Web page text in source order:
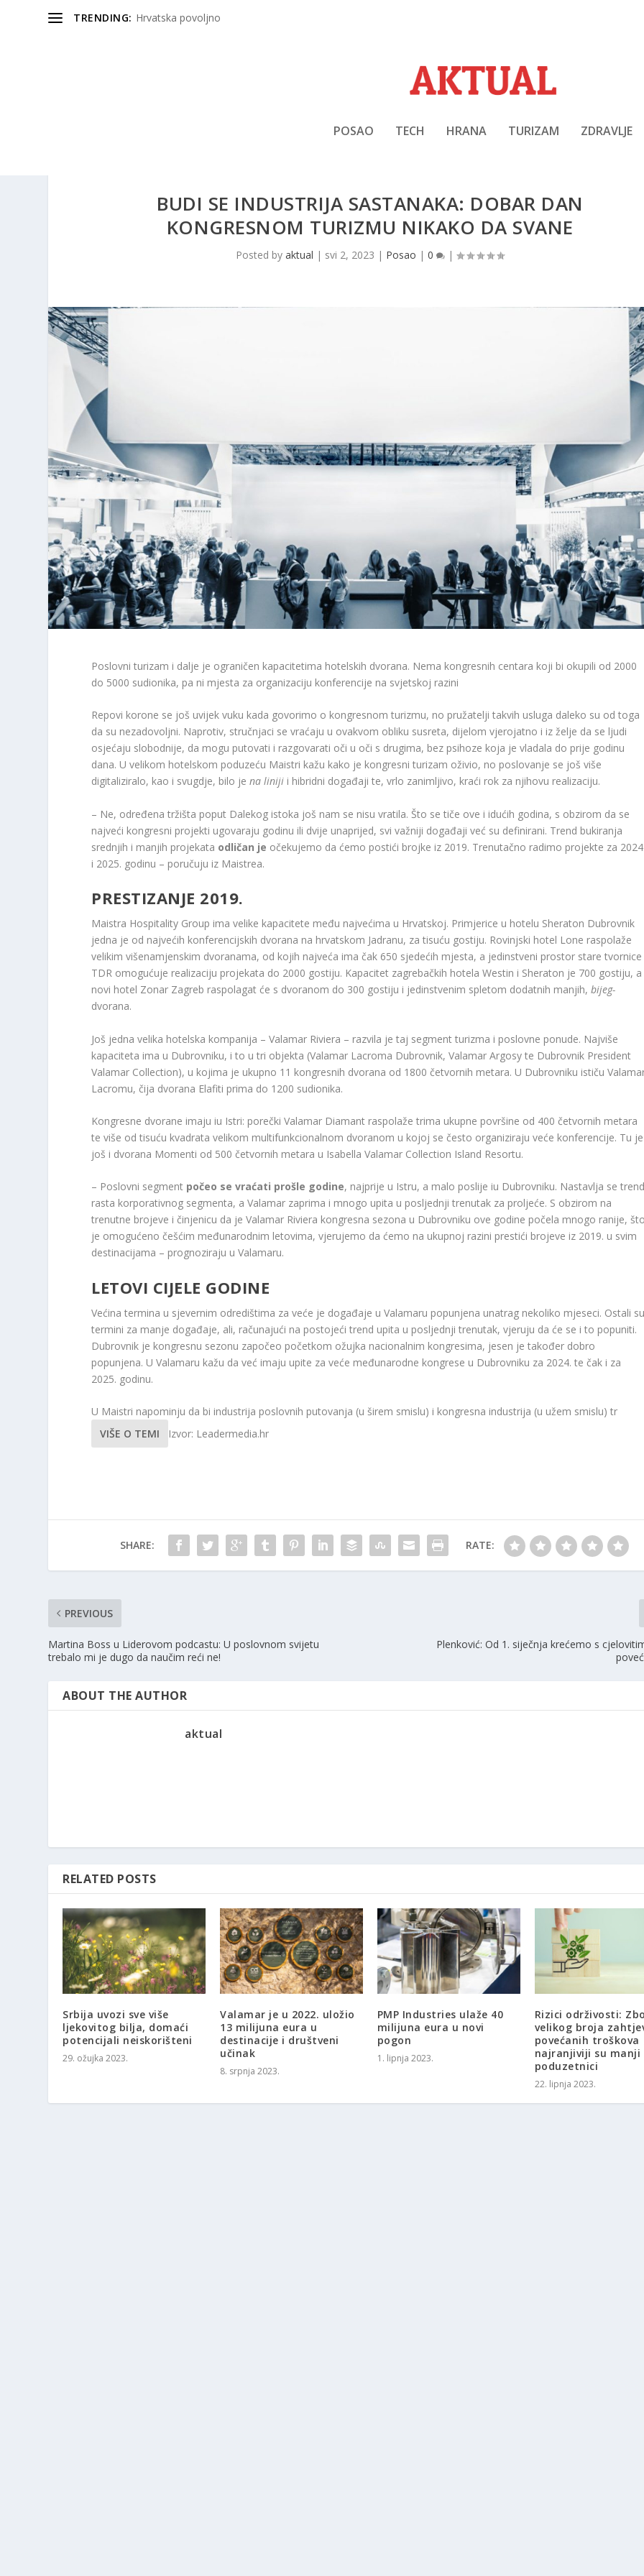
TRENDING: Hrvatska povoljno
POSAO TECH HRANA TURIZAM ZDRAVLJE
BUDI SE INDUSTRIJA SASTANAKA: DOBAR DAN
KONGRESNOM TURIZMU NIKAKO DA SVANE
Posted byaktual | svi 2, 2023 | Posao |0 |
Poslovni turizam i dalje je ograničen kapacitetima hotelskih dvorana. Nema kongresnih centara koji bi okupili od 2000
do 5000 sudionika, pa ni mjesta za organizaciju konferencije na svjetskoj razini
Repovi korone se još uvijek vuku kada govorimo o kongresnom turizmu, no pružatelji takvih usluga daleko su od toga
da su nezadovoljni. Naprotiv, stručnjaci se vraćaju u ovakvom obliku susreta, dijelom vjerojatno i iz želje da se ljudi
osjećaju slobodnije, da mogu putovati i razgovarati oči u oči s drugima, bez psihoze koja je vladala do prije godinu
dana. U velikom hotelskom poduzeću Maistri kažu kako je kongresni turizam oživio, no poslovanje se još više
digitaliziralo, kao i svugdje, bilo jena liniji i hibridni događaji te, vrlo zanimljivo, kraći rok za njihovu realizaciju.
– Ne, određena tržišta poput Dalekog istoka još nam se nisu vratila. Što se tiče ove i idućih godina, s obzirom da se
najveći kongresni projekti ugovaraju godinu ili dvije unaprijed, svi važniji događaji već su definirani. Trend bukiranja
srednjih i manjih projekata odličan je očekujemo da ćemo postići brojke iz 2019. Trenutačno radimo projekte za
i 2025. godinu – poručuju iz Maistrea.
PRESTIZANJE 2019.
Maistra Hospitality Group ima velike kapacitete među najvećima u Hrvatskoj. Primjerice u hotelu Sheraton Dubrovnik
jedna je od najvećih konferencijskih dvorana na hrvatskom Jadranu, za tisuću gostiju. Rovinjski hotel Lone raspolaže
velikim višenamjenskim dvoranama, od kojih najveća ima čak 650 sjedećih mjesta, a jedinstveni prostor stare tvornice
TDR omogućuje realizaciju projekata do 2000 gostiju. Kapacitet zagrebačkih hotela Westin i Sheraton je 700 gostiju, a
novi hotel Zonar Zagreb raspolagat će s dvoranom do 300 gostiju i jedinstvenim spletom dodatnih manjih,bijeg-
dvorana.
Još jedna velika hotelska kompanija – Valamar Riviera – razvila je taj segment turizma i poslovne ponude. Najviše
kapaciteta ima u Dubrovniku, i to u tri objekta (Valamar Lacroma Dubrovnik, Valamar Argosy te Dubrovnik President
Valamar Collection), u kojima je ukupno 11 kongresnih dvorana od 1800 četvornih metara. U Dubrovniku ističu
Lacromu, čija dvorana Elafiti prima do 1200 sudionika.
Kongresne dvorane imaju iu Istri: porečki Valamar Diamant raspolaže trima ukupne površine od 400 četvornih metara
te više od tisuću kvadrata velikom multifunkcionalnom dvoranom u kojoj se često organiziraju veće konferencije. Tu je
još i dvorana Momenti od 500 četvornih metara u Isabella Valamar Collection Island Resortu.
– Poslovni segment počeo se vraćati prošle godine, najprije u Istru, a malo poslije iu Dubrovniku. Nastavlja se
rasta korporativnog segmenta, a Valamar zaprima i mnogo upita u posljednji trenutak za proljeće. S obzirom na
trenutne brojeve i činjenicu da je Valamar Riviera kongresna sezona u Dubrovniku ove godine počela mnogo ranije,
je omogućeno češćim međunarodnim letovima, vjerujemo da ćemo na ukupnoj razini prestići brojeve iz 2019. u svim
destinacijama – prognoziraju u Valamaru.
LETOVI CIJELE GODINE
Većina termina u sjevernim odredištima za veće je događaje u Valamaru popunjena unatrag nekoliko mjeseci. Ostali
termini za manje događaje, ali, računajući na postojeći trend upita u posljednji trenutak, vjeruju da će se i to popuniti.
Dubrovnik je kongresnu sezonu započeo početkom ožujka nacionalnim kongresima, jesen je također dobro
popunjena. U Valamaru kažu da već imaju upite za veće međunarodne kongrese u Dubrovniku za 2024. te čak i za
2025. godinu.
U Maistri napominju da bi industrija poslovnih putovanja (u širem smislu) i kongresna industrija (u užem smislu) tr
VIŠE O TEMI
Izvor: Leadermedia.hr
SHARE: RATE:
PREVIOUS
Martina Boss u Liderovom podcastu: U poslovnom svijetu
trebalo mi je dugo da naučim reći ne!
Plenković: Od 1. siječnja krećemo s
ABOUT THE AUTHOR
aktual
RELATED POSTS
Srbija uvozi sve više
ljekovitog bilja, domaći
potencijali neiskorišteni
29. ožujka 2023.
Valamar je u 2022. uložio
13 milijuna eura u
destinacije i društveni
učinak
8. srpnja 2023.
PMP Industries ulaže 40
milijuna eura u novi
pogon
1. lipnja 2023.
Rizici održivosti:
velikog broja
povećanih troškova
najranjiviji su manji
poduzetnici
22. lipnja 2023.